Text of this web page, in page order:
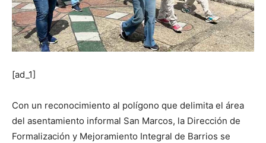
[ad_1]
Con un reconocimiento al polígono que delimita el área
del asentamiento informal San Marcos, la Dirección de
Formalización y Mejoramiento Integral de Barrios se